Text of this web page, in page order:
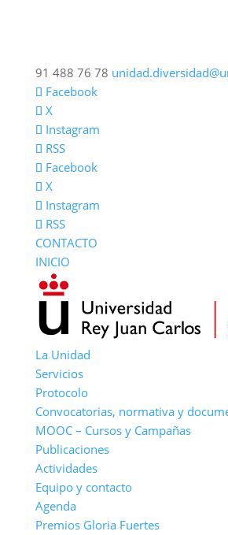
91 488 76 78
Facebook
X
Instagram
RSS
Facebook
X
Instagram
RSS
CONTACTO
INICIO
La Unidad
Servicios
Protocolo
Convocatorias, normativa y
MOOC – Cursos y Campañas
Publicaciones
Actividades
Equipo y contacto
Agenda
Premios Gloria Fuertes